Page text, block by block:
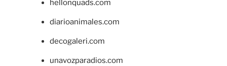
hellonquads.com
diarioanimales.com
decogaleri.com
unavozparadios.com